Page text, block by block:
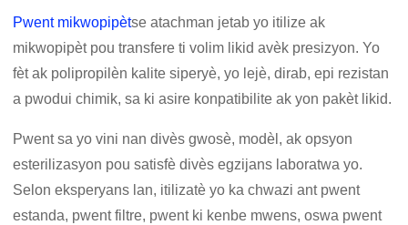
Pwent mikwopipètse atachman jetab yo itilize ak
mikwopipèt pou transfere ti volim likid avèk presizyon. Yo
fèt ak polipropilèn kalite siperyè, yo lejè, dirab, epi rezistan
a pwodui chimik, sa ki asire konpatibilite ak yon pakèt likid.
Pwent sa yo vini nan divès gwosè, modèl, ak opsyon
esterilizasyon pou satisfè divès egzijans laboratwa yo.
Selon eksperyans lan, itilizatè yo ka chwazi ant pwent
estanda, pwent filtre, pwent ki kenbe mwens, oswa pwent